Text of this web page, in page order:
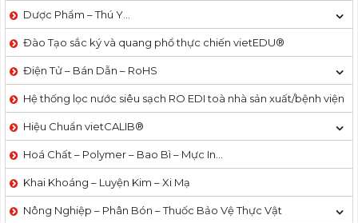
Dược Phẩm – Thú Y…
Đào Tạo sắc ký và quang phổ thực chiến vietEDU®
Điện Tử – Bán Dẫn – RoHS
Hệ thống lọc nước siêu sạch RO EDI​​ toà nhà sản xuất/bệnh viện
Hiệu Chuẩn vietCALIB®
Hoá Chất – Polymer – Bao Bì – Mực In…
Khai Khoáng – Luyện Kim – Xi Mạ
Nông Nghiệp – Phân Bón – Thuốc Bảo Vệ Thực Vật